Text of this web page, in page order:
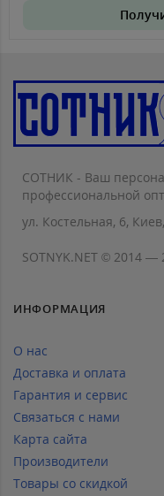
СОТНИК - Ваш
профессиональной
ул. Костельная, 6,
SOTNYK.NET © 2014 —
ИНФОРМАЦИЯ
О нас
Доставка и оплата
Гарантия и сервис
Связаться с нами
Карта сайта
Производители
Товары со скидкой